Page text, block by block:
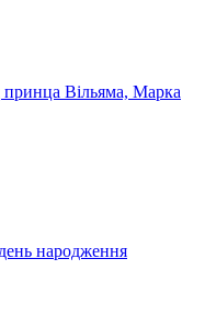
принца Вільяма, Марка
народження